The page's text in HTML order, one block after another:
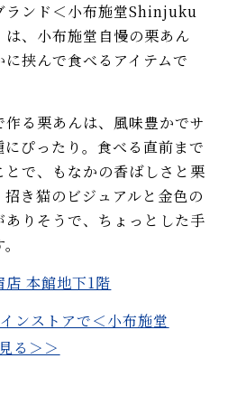
ランド＜小布施堂Shinjuku
、小布施堂自慢の栗あん
挟んで食べるアイテムで
る栗あんは、風味豊かでサ
ぴったり。食べる直前まで
とで、もなかの香ばしさと栗
き猫のビジュアルと金色の
りそうで、ちょっとした手
店 本館地下1階
ンストアで＜小布施堂
る＞＞